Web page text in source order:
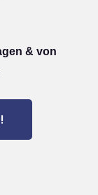
& von